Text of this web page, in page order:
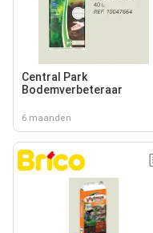
Central Park
Bodemverbeteraar
6 maanden